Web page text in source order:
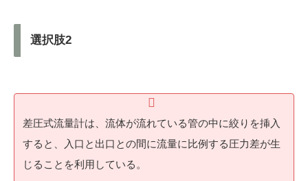
選択肢2
差圧式流量計は、流体が流れている管の中に絞りを挿入
すると、入口と出口との間に流量に比例する圧力差が生
じることを利用している。